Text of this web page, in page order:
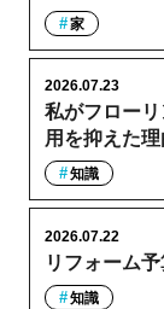
家
私がフロー
用を抑えた理
2026.07.23
知識
リフォーム
2026.07.22
知識